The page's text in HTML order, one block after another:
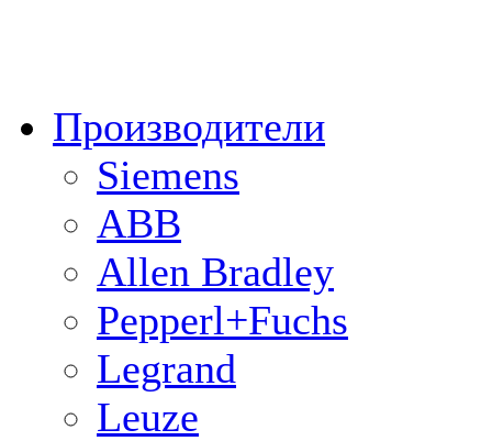
Производители
Siemens
ABB
Allen Bradley
Pepperl+Fuchs
Legrand
Leuze